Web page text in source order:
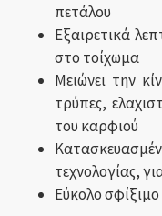
πετάλου
Εξαιρετικά
στο τοίχωμα
Μειώνει την
τρύπες,
του καρφιού
τεχνολογίας,
Εύκολο